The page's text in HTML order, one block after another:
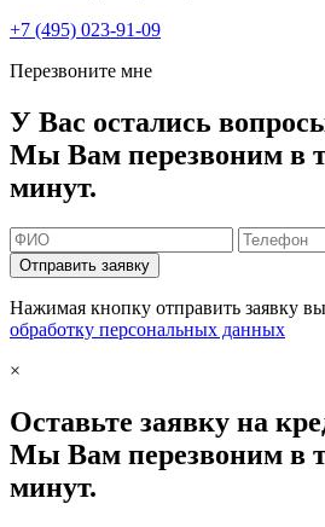
+7 (495) 023-91-09
Перезвоните мне
У Вас остались
Мы Вам перезвоним в
минут.
Отправить заявку
Нажимая кнопку отправить заявку
обработку персональных данных
×
Оставьте заявку на
Мы Вам перезвоним в
минут.